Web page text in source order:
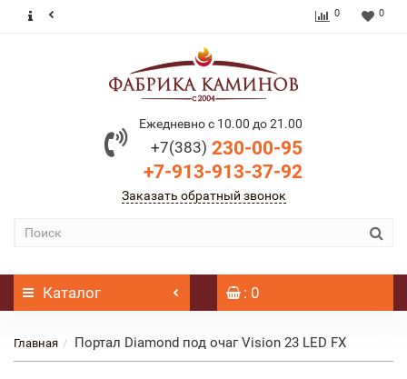
0 0
Ежедневно с 10.00 до 21.00
+7(383) 230-00-95
+7-913-913-37-92
Заказать обратный звонок
Каталог : 0
Главная Портал Diamond под очаг Vision 23 LED FX